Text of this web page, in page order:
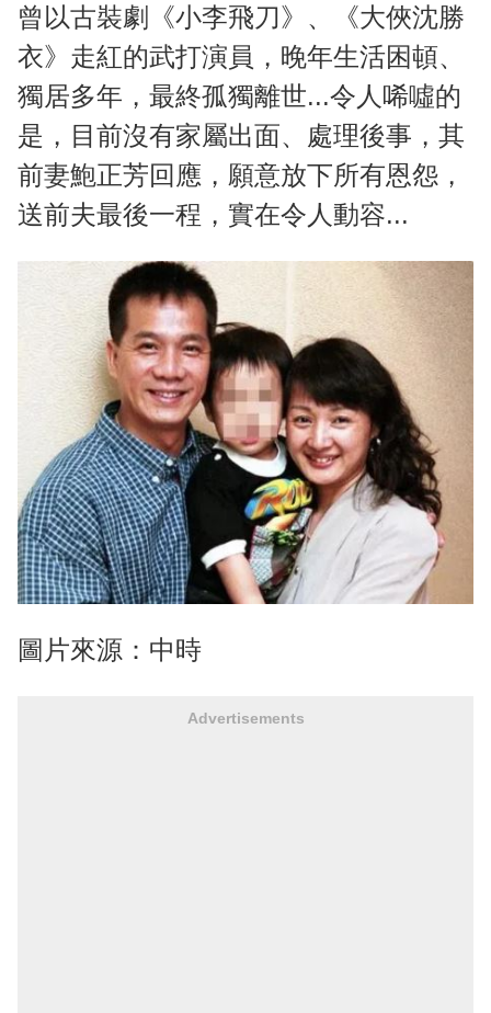
曾以古裝劇《小李飛刀》、《大俠沈勝
衣》走紅的武打演員，晚年生活困頓、
獨居多年，最終孤獨離世...令人唏噓的
是，目前沒有家屬出面、處理後事，其
前妻鮑正芳回應，願意放下所有恩怨，
送前夫最後一程，實在令人動容...
圖片來源：中時
Advertisements